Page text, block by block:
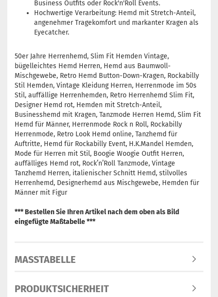
Business Outfits oder Rock'n'Roll Events.
Hochwertige Verarbeitung: Hemd mit Stretch-Anteil,
angenehmer Tragekomfort und markanter Kragen als
Eyecatcher.
50er Jahre Herrenhemd, Slim Fit Hemden Vintage,
bügelleichtes Hemd Herren, Hemd aus Baumwoll-
Mischgewebe, Retro Hemd Button-Down-Kragen, Rockabilly
Stil Hemden, Vintage Kleidung Herren, Herrenmode im 50s
Stil, auffällige Herrenhemden, Retro Herrenhemd Slim Fit,
Designer Hemd rot, Hemden mit Stretch-Anteil,
Businesshemd mit Kragen, Tanzmode Herren Hemd, Slim Fit
Hemd für Männer, Herrenmode Rock n Roll, Rockabilly
Herrenmode, Retro Look Hemd online, Tanzhemd für
Auftritte, Hemd für Rockabilly Event, H.K.Mandel Hemden,
Mode für Herren mit Stil, Boogie Woogie Outfit Herren,
auffälliges Hemd rot, Rock’n’Roll Tanzmode, Vintage
Tanzhemd Herren, italienischer Schnitt Hemd, stilvolles
Herrenhemd, Designerhemd aus Mischgewebe, Hemden für
Männer mit Figur
*** Bestellen Sie Ihren Artikel nach dem oben als Bild
eingefügte Maßtabelle ***
MASSTABELLE
PRODUKTSICHERHEIT